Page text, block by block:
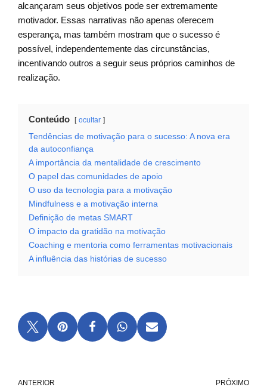
alcançaram seus objetivos pode ser extremamente
motivador. Essas narrativas não apenas oferecem
esperança, mas também mostram que o sucesso é
possível, independentemente das circunstâncias,
incentivando outros a seguir seus próprios caminhos de
realização.
Conteúdo ocultar
Tendências de motivação para o sucesso: A nova era
da autoconfiança
A importância da mentalidade de crescimento
O papel das comunidades de apoio
O uso da tecnologia para a motivação
Mindfulness e a motivação interna
Definição de metas SMART
O impacto da gratidão na motivação
Coaching e mentoria como ferramentas motivacionais
A influência das histórias de sucesso
ANTERIOR PRÓXIMO